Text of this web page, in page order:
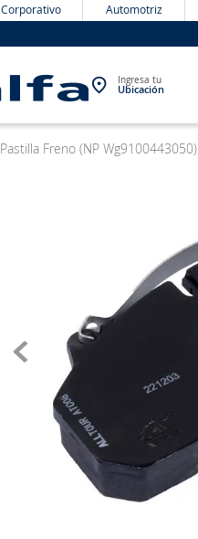
Corporativo Automotriz
Ingresa tu
Ubicación
Pastilla Freno (NP Wg9100443050)